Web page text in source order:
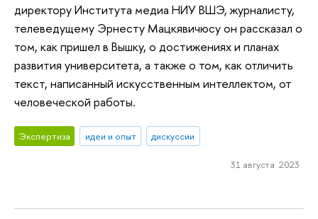
директору Института медиа НИУ ВШЭ, журналисту,
телеведущему Эрнесту Мацкявичюсу он рассказал о
том, как пришел в Вышку, о достижениях и планах
развития университета, а также о том, как отличить
текст, написанный искусственным интеллектом, от
человеческой работы.
Экспертиза идеи и опыт дискуссии
31 августа 2023